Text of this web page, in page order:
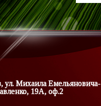
ул. Михаила Емельяновича-
19А, оф.2